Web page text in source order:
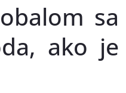
sa
ako je